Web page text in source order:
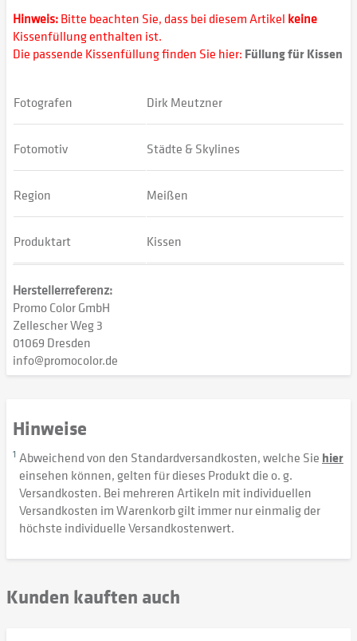
Hinweis:Bitte beachten Sie, dass bei diesem Artikel keine
Kissenfüllung enthalten ist.
Die passende Kissenfüllung finden Sie hier: Füllung für Kissen
Fotografen Dirk Meutzner
Fotomotiv Städte & Skylines
Region Meißen
Produktart Kissen
Herstellerreferenz:
Promo Color GmbH
Zellescher Weg 3
01069 Dresden
info@promocolor.de
Hinweise
1 Abweichend von den Standardversandkosten, welche Sie hier
einsehen können, gelten für dieses Produkt die o. g.
Versandkosten. Bei mehreren Artikeln mit individuellen
Versandkosten im Warenkorb gilt immer nur einmalig der
höchste individuelle Versandkostenwert.
Kunden kauften auch